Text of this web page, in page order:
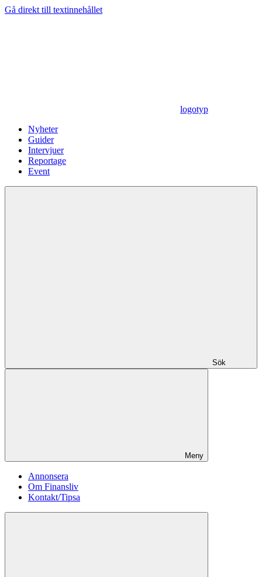
Gå direkt till textinnehållet
logotyp
Nyheter
Guider
Intervjuer
Reportage
Event
Sök
Meny
Annonsera
Om Finansliv
Kontakt/Tipsa